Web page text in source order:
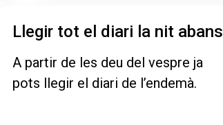
Llegir tot el diari la nit abans
A partir de les deu del vespre ja
pots llegir el diari de l’endemà.